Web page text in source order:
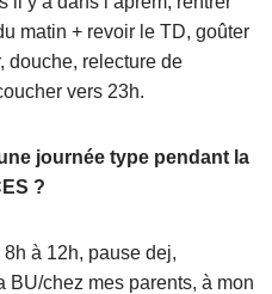
matin + revoir le TD, goûter
douche, relecture de
vers 23h.
journée type pendant la
?
à 12h, pause dej,
BU/chez mes parents, à mon